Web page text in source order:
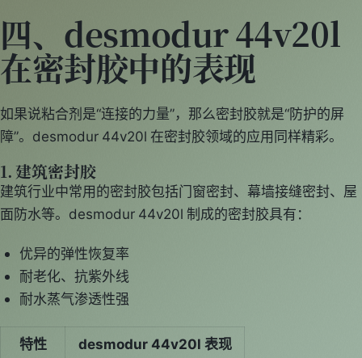
四、desmodur 44v20l
在密封胶中的表现
如果说粘合剂是“连接的力量”，那么密封胶就是“防护的屏
障”。desmodur 44v20l 在密封胶领域的应用同样精彩。
1. 建筑密封胶
建筑行业中常用的密封胶包括门窗密封、幕墙接缝密封、屋
面防水等。desmodur 44v20l 制成的密封胶具有：
优异的弹性恢复率
耐老化、抗紫外线
耐水蒸气渗透性强
特性
desmodur 44v20l 表现